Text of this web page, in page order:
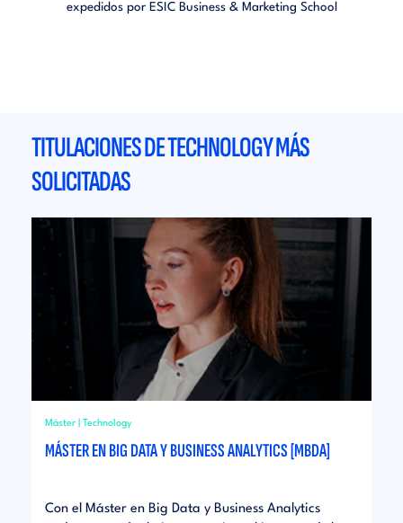
expedidos por ESIC Business & Marketing School
TITULACIONES DE TECHNOLOGY MÁS
SOLICITADAS
Máster | Technology
MÁSTER EN BIG DATA Y BUSINESS ANALYTICS [MBDA]
Con el Máster en Big Data y Business Analytics